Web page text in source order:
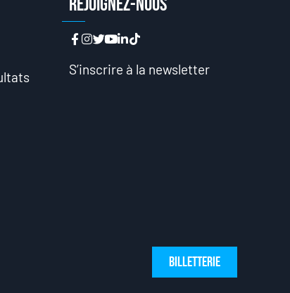
S’inscrire à la newsletter
Billetterie